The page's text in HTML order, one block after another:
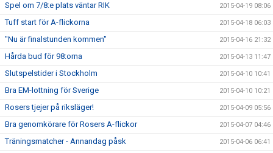
Spel om 7/8:e plats väntar RIK 2015-04-19 08:06
Tuff start för A-flickorna 2015-04-18 06:03
"Nu är finalstunden kommen" 2015-04-16 21:32
Hårda bud för 98:orna 2015-04-13 11:47
Slutspelstider i Stockholm 2015-04-10 10:41
Bra EM-lottning för Sverige 2015-04-10 10:21
Rosers tjejer på riksläger! 2015-04-09 05:56
Bra genomkörare för Rosers A-flickor 2015-04-07 04:46
Träningsmatcher - Annandag påsk 2015-04-06 06:41